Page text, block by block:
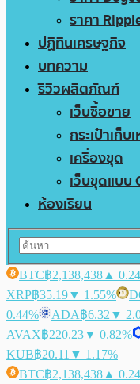
ราคา
ปฏิทินเศรษฐกิจ
บทความ
รีวิวผลิตภัณฑ์
เว็บซื้อขาย
กระเป๋าเก็
เครื่องขุด
เว็บขุดแบบ
ห้องเรียน
BTC฿2,138,438 ▲
XRP฿35.19▼ 1.55%
0.44%
ADA฿6.32 ▼
AVAX฿220.23▼ 0.82%
KUB฿20.11 ▼ 1.17%
BTC฿2,138,438 ▲